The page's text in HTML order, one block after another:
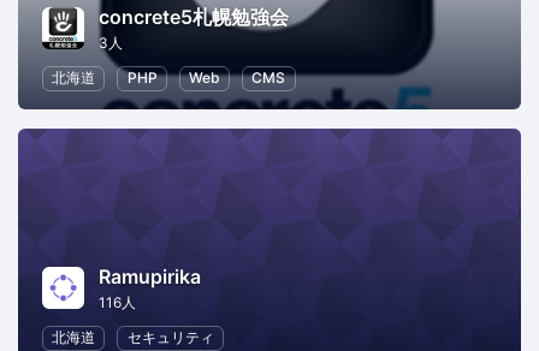
concrete5札幌勉強会
3人
北海道
PHP Web CMS
Ramupirika
116人
北海道
セキュリティ